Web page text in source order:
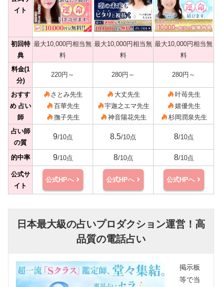
イト
初回特
典
最大10,000円相当無
料
最大10,000円相当無
料
最大10,000円相当無
料
料金(1
分)
220円～ 280円～ 280円～
おすす
め 占い
師
さとみ先生
百華先生
撫子先生
大丈先生
宇迦之エマ先生
神音陽花先生
叶苺先生
嬉優先生
杉岡潤泉先生
占い師
の質
9/10点 8.5/10点 8/10点
的中率 9/10点 8/10点 8/10点
公式サ
イト
公式HPへ 公式HPへ 公式HPへ
日本最大級の占いプロダクション運営！高
品質の電話占い
掲示板
等で当